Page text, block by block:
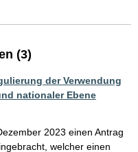
(3)
der Verwendung
nationaler Ebene
2023 einen Antrag
welcher einen